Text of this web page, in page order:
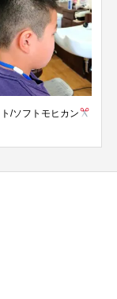
メンズスタイル/２ブロ